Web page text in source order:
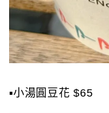
▪️小湯圓豆花 $65